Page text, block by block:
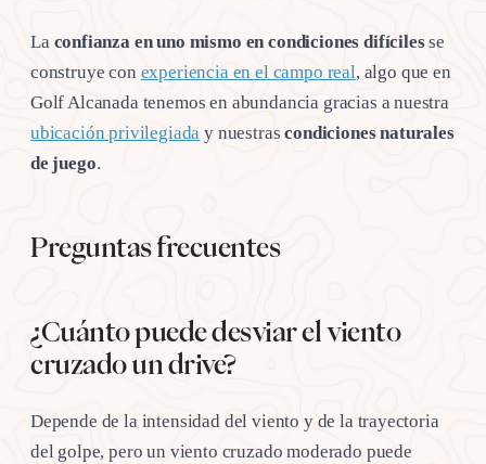
La confianza en uno mismo en condiciones difícilesse
construye con experiencia en el campo real, algo que en
Golf Alcanada tenemos en abundancia gracias a nuestra
ubicación privilegiada y nuestrascondiciones naturales
de juego.
Preguntas frecuentes
¿Cuánto puede desviar el viento
cruzado un drive?
Depende de la intensidad del viento y de la trayectoria
del golpe, pero un viento cruzado moderado puede